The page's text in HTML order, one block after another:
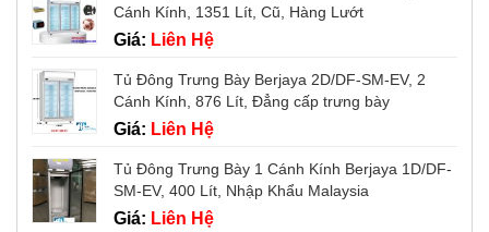
Cánh Kính, 1351 Lít, Cũ, Hàng Lướt
Giá: Liên Hệ
Tủ Đông Trưng Bày Berjaya 2D/DF-SM-EV, 2
Cánh Kính, 876 Lít, Đẳng cấp trưng bày
Giá: Liên Hệ
Tủ Đông Trưng Bày 1 Cánh Kính Berjaya 1D/DF-
SM-EV, 400 Lít, Nhập Khẩu Malaysia
Giá: Liên Hệ